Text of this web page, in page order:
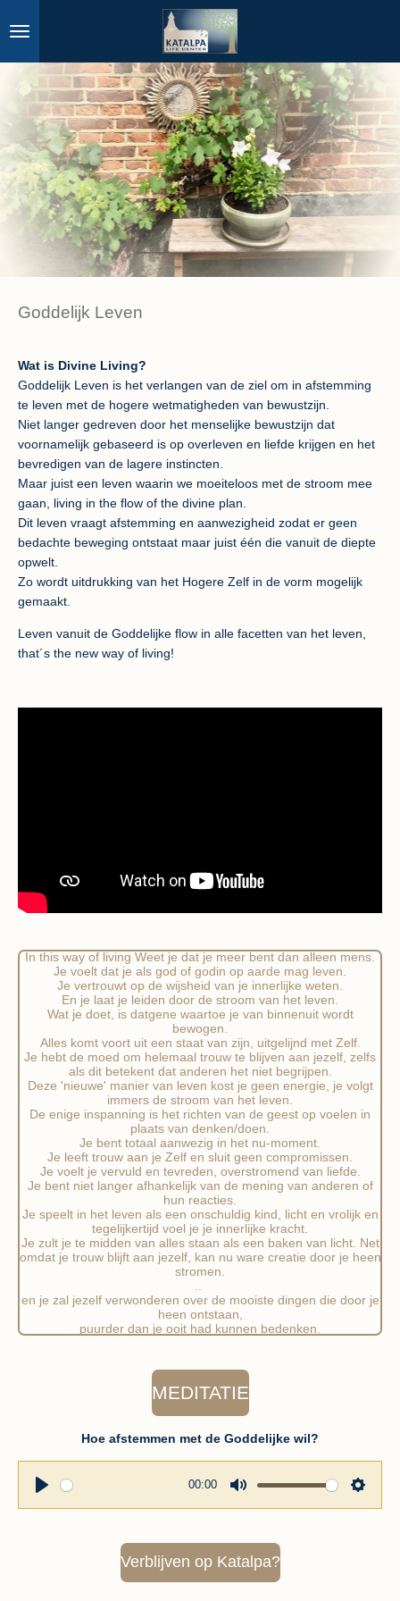
direct
hoofdinhoud
Goddelijk Leven
Wat is Divine Living?
Goddelijk Leven is het verlangen van de ziel om in afstemming
te leven met de hogere wetmatigheden van bewustzijn.
Niet langer gedreven door het menselijke bewustzijn dat
voornamelijk gebaseerd is op overleven en liefde krijgen en het
bevredigen van de lagere instincten.
Maar juist een leven waarin we moeiteloos met de stroom mee
gaan, living in the flow of the divine plan.
Dit leven vraagt afstemming en aanwezigheid zodat er geen
bedachte beweging ontstaat maar juist één die vanuit de diepte
opwelt.
Zo wordt uitdrukking van het Hogere Zelf in de vorm mogelijk
gemaakt.
Leven vanuit de Goddelijke flow in alle facetten van het leven,
that´s the new way of living!
In this way of living Weet je dat je meer bent dan alleen mens.
Je voelt dat je als god of godin op aarde mag leven.
Je vertrouwt op de wijsheid van je innerlijke weten.
En je laat je leiden door de stroom van het leven.
Wat je doet, is datgene waartoe je van binnenuit wordt
bewogen.
Alles komt voort uit een staat van zijn, uitgelijnd met Zelf.
Je hebt de moed om helemaal trouw te blijven aan jezelf, zelfs
als dit betekent dat anderen het niet begrijpen.
Deze 'nieuwe' manier van leven kost je geen energie, je volgt
immers de stroom van het leven.
De enige inspanning is het richten van de geest op voelen in
plaats van denken/doen.
Je bent totaal aanwezig in het nu-moment.
Je leeft trouw aan je Zelf en sluit geen compromissen.
Je voelt je vervuld en tevreden, overstromend van liefde.
Je bent niet langer afhankelijk van de mening van anderen of
hun reacties.
Je speelt in het leven als een onschuldig kind, licht en vrolijk en
tegelijkertijd voel je je innerlijke kracht.
Je zult je te midden van alles staan als een baken van licht. Net
omdat je trouw blijft aan jezelf, kan nu ware creatie door je heen
stromen.
en je zal jezelf verwonderen over de mooiste dingen die door je
heen ontstaan,
puurder dan je ooit had kunnen bedenken.
MEDITATIE
Hoe afstemmen met de Goddelijke wil?
00:00
t
e
Verblijven op Katalpa?